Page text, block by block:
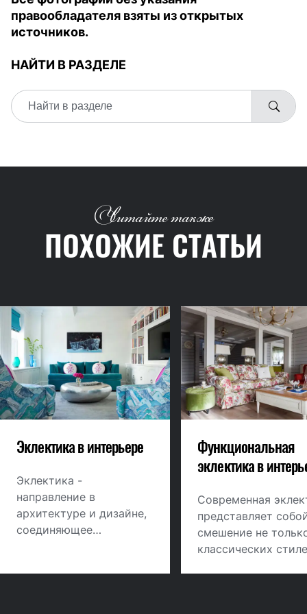
правообладателя взяты из открытых
источников.
НАЙТИ В РАЗДЕЛЕ
Читайте также
ПОХОЖИЕ СТАТЬИ
Эклектика в интерьере
Эклектика -
направление в
архитектуре и дизайне,
соединяющее
Функциональная
эклектика в
Современная
представляет
смешение не
классических